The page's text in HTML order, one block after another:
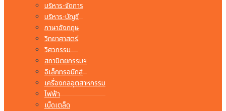
บริหาร-จัดการ
บริหาร-บัญชี
ภาษาอังกฤษ
วิทยาศาสตร์
วิศวกรรม
สถาปัตยกรรมฯ
อิเล็กทรอนิกส์
เครื่องกลอุตสาหกรรม
ไฟฟ้า
เบ็ดเตล็ด